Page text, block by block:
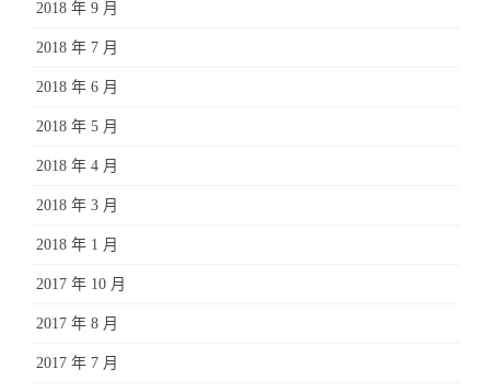
2018 年 9 月
2018 年 7 月
2018 年 6 月
2018 年 5 月
2018 年 4 月
2018 年 3 月
2018 年 1 月
2017 年 10 月
2017 年 8 月
2017 年 7 月